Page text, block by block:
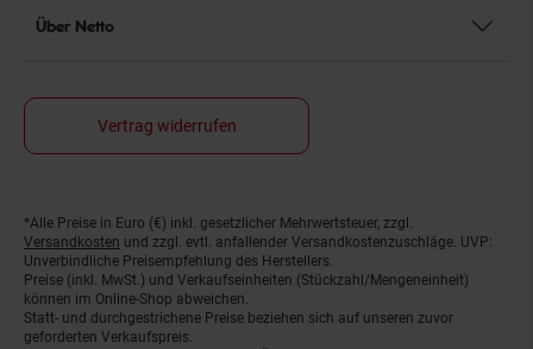
Über Netto
Vertrag widerrufen
Fußnoten
*Alle Preise in Euro (€) inkl. gesetzlicher Mehrwertsteuer, zzgl.
Versandkosten und zzgl. evtl. anfallender Versandkostenzuschläge. UVP:
Unverbindliche Preisempfehlung des Herstellers.
Preise (inkl. MwSt.) und Verkaufseinheiten (Stückzahl/Mengeneinheit)
können im Online-Shop abweichen.
Statt- und durchgestrichene Preise beziehen sich auf unseren zuvor
geforderten Verkaufspreis.